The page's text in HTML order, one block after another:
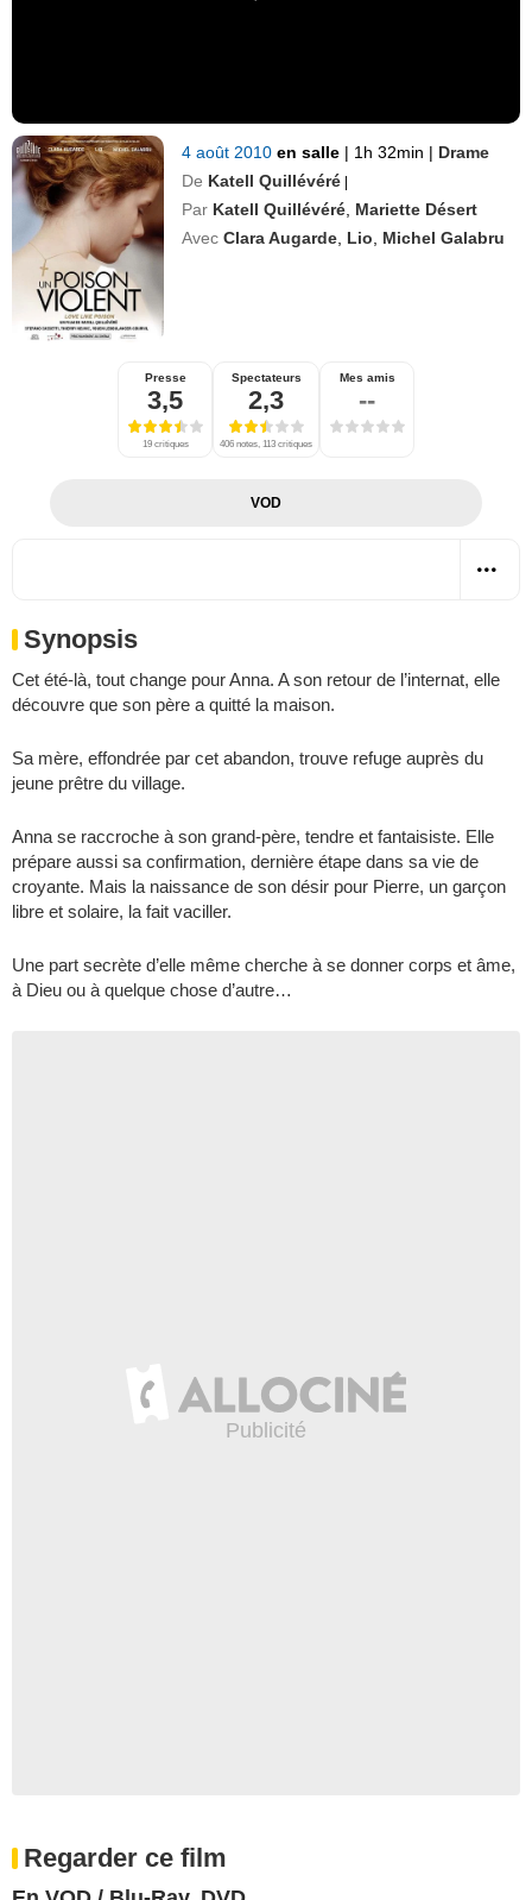
4 août 2010en salle | 1h 32min | Drame
De Katell Quillévéré |
Par Katell Quillévéré Mariette Désert
Avec Clara Augarde Lio Michel Galabru
Presse
3,5
19 critiques
Spectateurs
2,3
406 notes, 113 critiques
Mes amis
--
VOD
Synopsis
Cet été-là, tout change pour Anna. A son retour de l’internat, elle
découvre que son père a quitté la maison.
Sa mère, effondrée par cet abandon, trouve refuge auprès du
jeune prêtre du village.
Anna se raccroche à son grand-père, tendre et fantaisiste. Elle
prépare aussi sa confirmation, dernière étape dans sa vie de
croyante. Mais la naissance de son désir pour Pierre, un garçon
libre et solaire, la fait vaciller.
Une part secrète d’elle même cherche à se donner corps et âme,
à Dieu ou à quelque chose d’autre…
Regarder ce film